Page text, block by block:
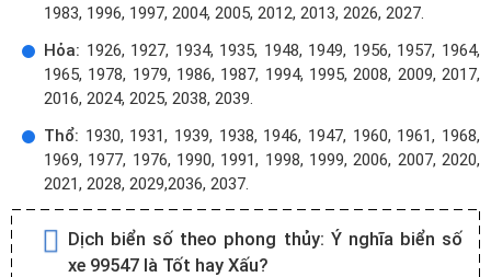
1983, 1996, 1997, 2004, 2005, 2012, 2013, 2026, 2027.
Hỏa: 1926, 1927, 1934, 1935, 1948, 1949, 1956, 1957, 1964,
1965, 1978, 1979, 1986, 1987, 1994, 1995, 2008, 2009, 2017,
2016, 2024, 2025, 2038, 2039.
Thổ: 1930, 1931, 1939, 1938, 1946, 1947, 1960, 1961, 1968,
1969, 1977, 1976, 1990, 1991, 1998, 1999, 2006, 2007, 2020,
2021, 2028, 2029,2036, 2037.
Dịch biển số theo phong thủy: Ý nghĩa biển số
xe 99547 là Tốt hay Xấu?